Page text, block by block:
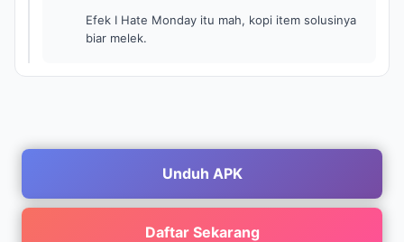
Efek I Hate Monday itu mah, kopi item solusinya
biar melek.
Unduh APK
Daftar Sekarang